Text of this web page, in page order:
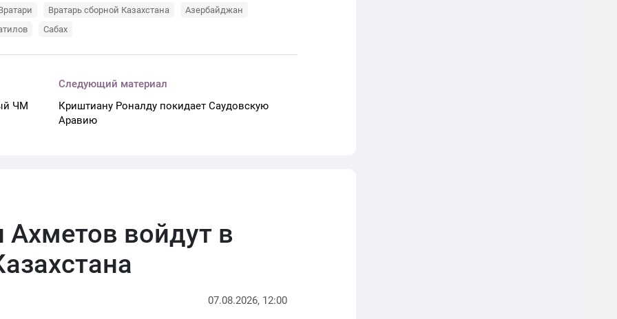
Вратарь сборной Казахстана
Азербайджан
Сабах
ЧМ
Следующий материал
Криштиану Роналду покидает Саудовскую
Аравию
войдут в
07.08.2026, 12:00